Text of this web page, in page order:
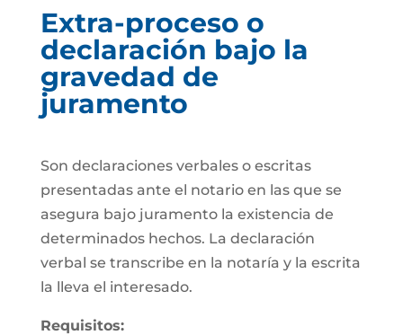
Extra-proceso o
declaración bajo la
gravedad de
juramento
Son declaraciones verbales o escritas
presentadas ante el notario en las que se
asegura bajo juramento la existencia de
determinados hechos. La declaración
verbal se transcribe en la notaría y la escrita
la lleva el interesado.
Requisitos: